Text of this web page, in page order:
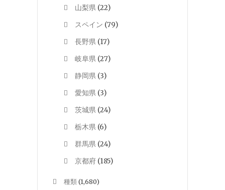
山梨県 (22)
スペイン (79)
長野県 (17)
岐阜県 (27)
静岡県 (3)
愛知県 (3)
茨城県 (24)
栃木県 (6)
群馬県 (24)
京都府 (185)
種類(1,680)